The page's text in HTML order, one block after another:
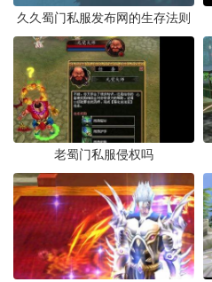
久久蜀门私服发布网的生存法则
老蜀门私服侵权吗